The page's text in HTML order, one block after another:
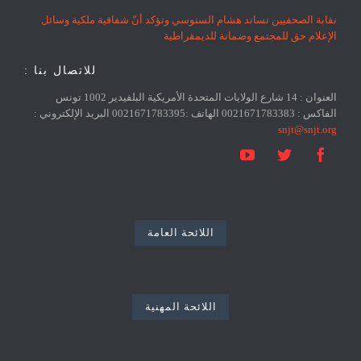
نقابة الصحفيين تساند هشام السنوسي وتؤكد أنّ شفافية ملكية وسائل
الإعلام حق للمجتمع وضمانة للديمقراطية
للاتصال بنا :
العنوان : 14 شارع الولايات المتحدة الأمريكية البلفيدير 1002 تونس
الفاكس : 0021671783383 الهاتف :0021671783395 البريد الإلكتروني :
snjt@snjt.org



اللائحة العامة
اللائحة المهنية